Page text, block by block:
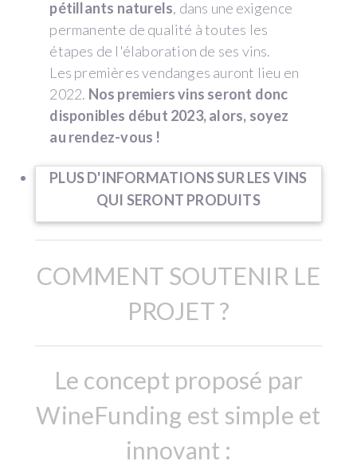
pétillants naturels, dans une exigence
permanente de qualité à toutes les
étapes de l'élaboration de ses vins.
Les premières vendanges auront lieu en
2022. Nos premiers vins seront donc
disponibles début 2023, alors, soyez
au rendez-vous !
PLUS D'INFORMATIONS SUR LES VINS
QUI SERONT PRODUITS
COMMENT SOUTENIR LE
PROJET ?
Le concept proposé par
WineFunding est simple et
innovant :